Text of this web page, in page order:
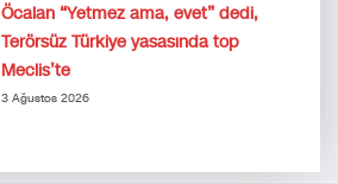
Öcalan “Yetmez ama, evet” dedi,
Terörsüz Türkiye yasasında top
Meclis’te
3 Ağustos 2026